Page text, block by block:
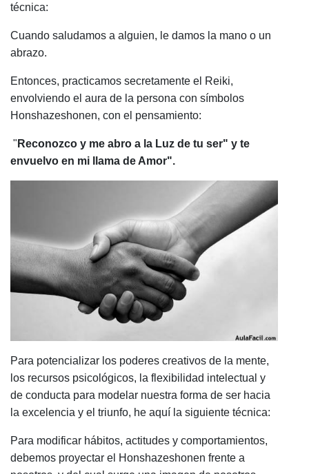
técnica:
Cuando saludamos a alguien, le damos la mano o un
abrazo.
Entonces, practicamos secretamente el Reiki,
envolviendo el aura de la persona con símbolos
Honshazeshonen, con el pensamiento:
" Reconozco y me abro a la Luz de tu ser" y te
envuelvo en mi llama de Amor".
Para potencializar los poderes creativos de la mente,
los recursos psicológicos, la flexibilidad intelectual y
de conducta para modelar nuestra forma de ser hacia
la excelencia y el triunfo, he aquí la siguiente técnica:
Para modificar hábitos, actitudes y comportamientos,
debemos proyectar el Honshazeshonen frente a